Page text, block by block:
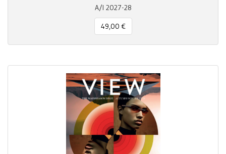
A/I 2027-28
49,00 €